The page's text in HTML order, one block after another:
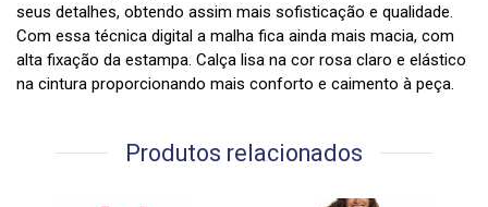
seus detalhes, obtendo assim mais sofisticação e qualidade.
Com essa técnica digital a malha fica ainda mais macia, com
alta fixação da estampa. Calça lisa na cor rosa claro e elástico
na cintura proporcionando mais conforto e caimento à peça.
Produtos relacionados